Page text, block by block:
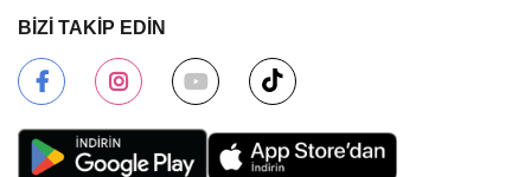
BİZİ TAKİP EDİN